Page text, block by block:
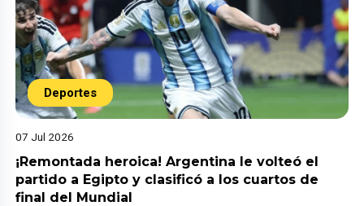
Deportes
07 Jul 2026
¡Remontada heroica! Argentina le volteó el
partido a Egipto y clasificó a los cuartos de
final del Mundial